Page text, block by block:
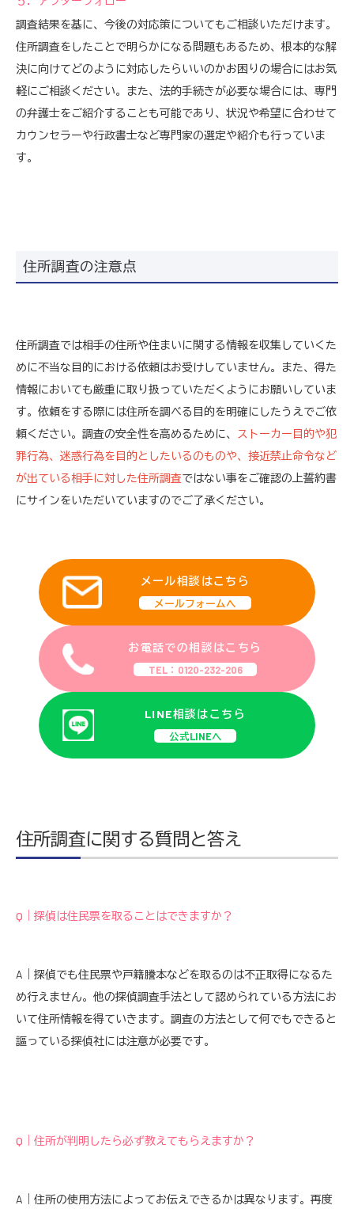
調査結果を基に、今後の対応策についてもご相談いただけます。
住所調査をしたことで明らかになる問題もあるため、根本的な解
決に向けてどのように対応したらいいのかお困りの場合にはお気
軽にご相談ください。また、法的手続きが必要な場合には、専門
の弁護士をご紹介することも可能であり、状況や希望に合わせて
カウンセラーや行政書士など専門家の選定や紹介も行っていま
す。
住所調査の注意点
住所調査では相手の住所や住まいに関する情報を収集していくた
めに不当な目的における依頼はお受けしていません。また、得た
情報においても厳重に取り扱っていただくようにお願いしていま
す。依頼をする際には住所を調べる目的を明確にしたうえでご依
頼ください。調査の安全性を高めるために、
ストーカー目的や犯
罪行為、迷惑行為を目的としたいるのものや、接近禁止命令など
が出ている相手に対した住所調査ではない事をご確認の上誓約書
にサインをいただいていますのでご了承ください。
メール相談はこちら
メールフォームへ
お電話での相談はこちら
TEL：0120-232-206
LINE相談はこちら
公式LINEへ
住所調査に関する質問と答え
Q｜探偵は住民票を取ることはできますか？
A｜探偵でも住民票や戸籍謄本などを取るのは不正取得になるた
め行えません。他の探偵調査手法として認められている方法にお
いて住所情報を得ていきます。調査の方法として何でもできると
謳っている探偵社には注意が必要です。
Q｜住所が判明したら必ず教えてもらえますか？
A｜住所の使用方法によってお伝えできるかは異なります。再度